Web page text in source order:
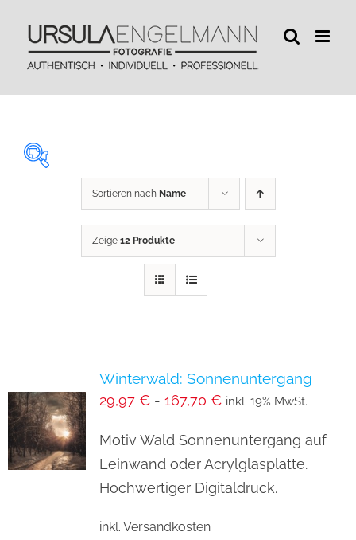
Inhalt
springen
240
Sortieren nach Name
Zeige 12 Produkte
Winterwald: Sonnenuntergang
29,97 €- 167,70 € inkl. 19% MwSt.
Motiv Wald Sonnenuntergang auf
Leinwand oder Acrylglasplatte.
Hochwertiger Digitaldruck.
inkl. Versandkosten